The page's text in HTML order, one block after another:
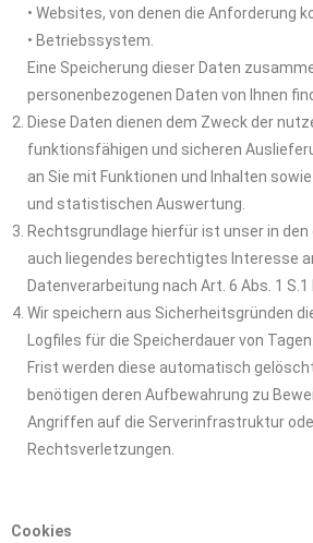
• Websites, von denen die Anforderung
• Betriebssystem.
Eine Speicherung dieser Daten
personenbezogenen Daten von Ihnen
Diese Daten dienen dem Zweck der
funktionsfähigen und sicheren
an Sie mit Funktionen und Inhalten
und statistischen Auswertung.
Rechtsgrundlage hierfür ist unser in den
auch liegendes berechtigtes Interesse
Datenverarbeitung nach Art. 6 Abs. 1 S.1
Wir speichern aus Sicherheitsgründen
Logfiles für die Speicherdauer von
Frist werden diese automatisch
benötigen deren Aufbewahrung zu
Angriffen auf die Serverinfrastruktur
Rechtsverletzungen.
Cookies